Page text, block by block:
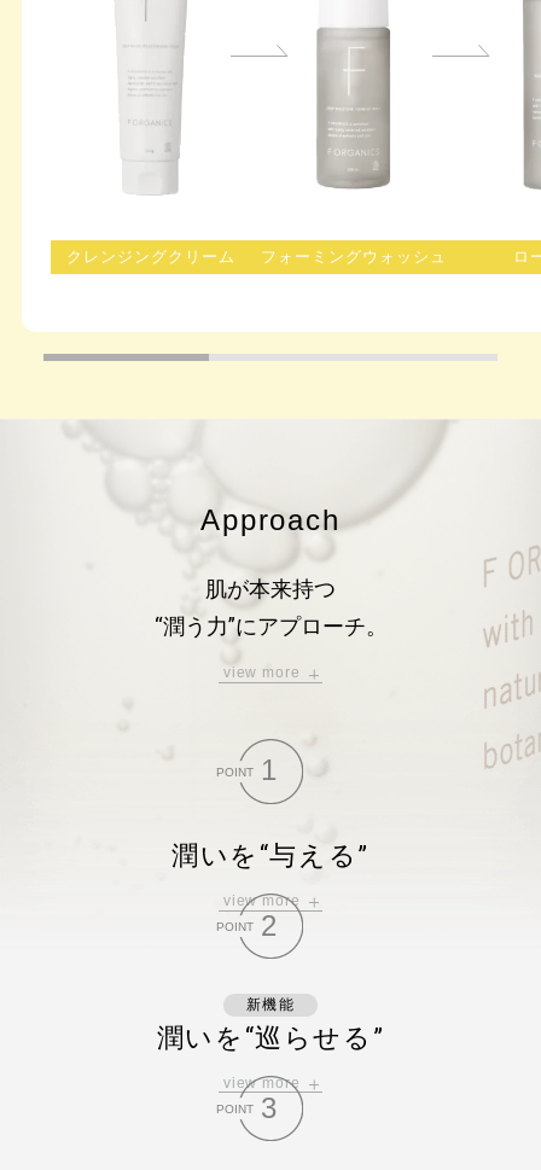
クレンジングクリーム フォーミングウォッシュ ロ
Approach
肌が本来持つ
“潤う力”にアプローチ。
肌に潤いを“巡らせ”、潤う肌を“育む”ことで、
長期的・将来的な肌を支えることを目指しました。
肌本来の潤いへアプローチする処方
view more
POINT 1
潤いを“与える”
角層深くまで水分を与え、
乾燥した肌に速攻の潤いをチャージ。
潤い機能もパワーアップ
※2 従来品比
view more
POINT 2
新機能
潤いを“巡らせる”
肌が潤いを抱え込み、
肌全体へ潤いを行き渡らせる力にアプロー
view more
POINT 3